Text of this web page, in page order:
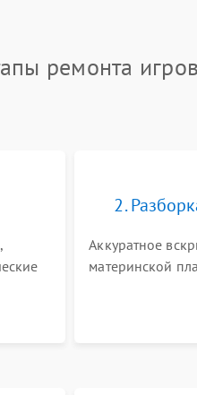
ремонта
2.
Аккуратное
материнской
коррозии,